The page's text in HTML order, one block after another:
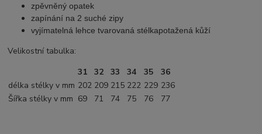
zpěvněný opatek
zapínání na 2 suché zipy
vyjímatelná lehce tvarovaná stélkapotažená kůží
Velikostní tabulka:
31
32 33 34 35
36
délka stélky v mm 202 209 215 222 229 236
Šířka stélky v mm 69 71 74 75 76 77